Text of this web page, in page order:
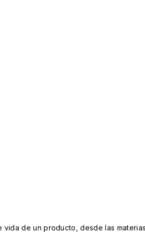
de un producto, desde las